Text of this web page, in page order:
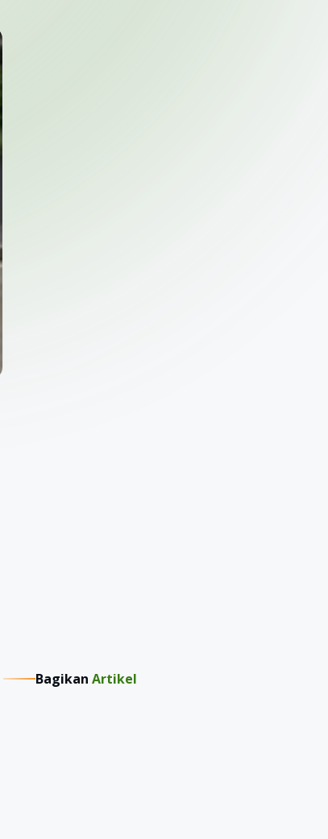
Bagikan Artikel